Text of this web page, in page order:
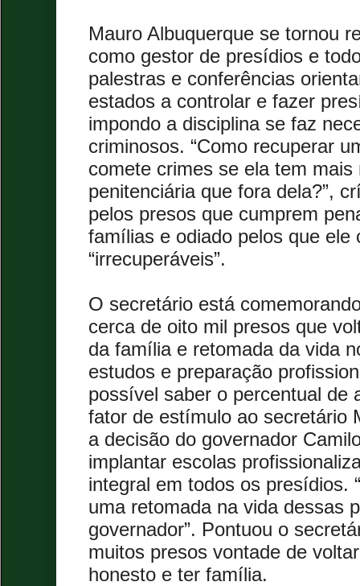
Mauro Albuquerque se tornou
como gestor de presídios e
palestras e conferências
estados a controlar e fazer
impondo a disciplina se faz
criminosos. “Como recuperar
comete crimes se ela tem mais
penitenciária que fora dela?”,
pelos presos que cumprem
famílias e odiado pelos que ele
“irrecuperáveis”.
O secretário está
cerca de oito mil presos que
da família e retomada da vida
estudos e preparação
possível saber o percentual de
fator de estímulo ao secretário
a decisão do governador
implantar escolas
integral em todos os presídios.
uma retomada na vida dessas
governador”. Pontuou o
muitos presos vontade de
honesto e ter família.